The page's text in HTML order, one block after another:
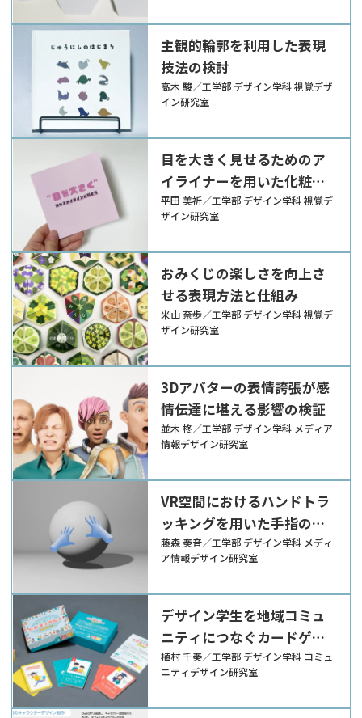
主観的輪郭を利用した表現
技法の検討
高木 駿／工学部 デザイン学科 視覚デザ
イン研究室
目を大きく見せるためのア
イライナーを用いた化粧方
法
平田 美祈／工学部 デザイン学科 視覚デ
ザイン研究室
おみくじの楽しさを向上さ
せる表現方法と仕組み
米山 奈歩／工学部 デザイン学科 視覚デ
ザイン研究室
3Dアバターの表情誇張が感
情伝達に堪える影響の検証
並木 柊／工学部 デザイン学科 メディア
情報デザイン研究室
VR空間におけるハンドトラ
ッキングを用いた手指の感
情動作特性の分析
藤森 奏音／工学部 デザイン学科 メディ
ア情報デザイン研究室
デザイン学生を地域コミュ
ニティにつなぐカードゲー
ム『ボランティア！ なかま
っちんぐ』
植村 千奏／工学部 デザイン学科 コミュ
ニティデザイン研究室